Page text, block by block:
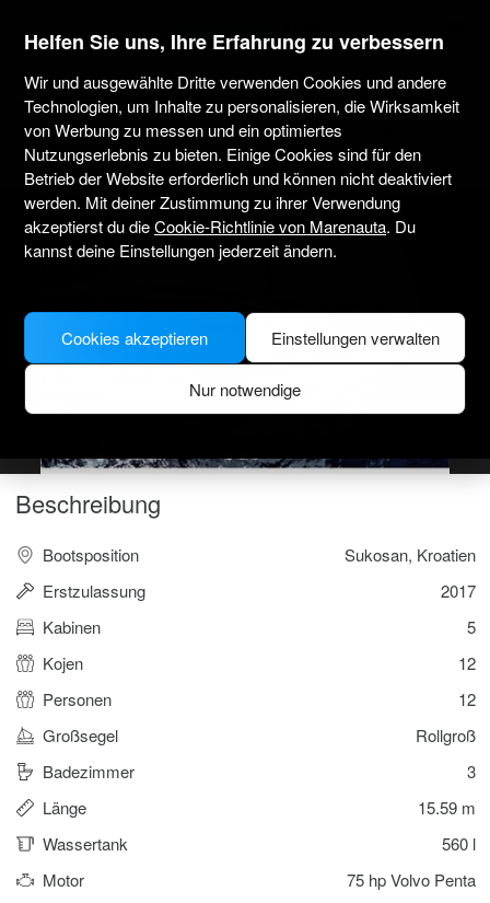
marenauta
Bavaria 51 Bt '17 - Sukosan
4.0(2) Nur ohne Skipper Professionell
Marina Dalmacija
Verifiziertes Boot
MODEL PICTURE FOR ILLUSTRATIVE PURPOSES ONLY
Beschreibung
Bootsposition
Sukosan, Kroatien
Erstzulassung
2017
Kabinen
5
Kojen
12
Personen
12
Großsegel
Rollgroß
Badezimmer
3
Länge
15.59 m
Wassertank
560 l
Motor
75 hp Volvo Penta
Helfen Sie uns, Ihre Erfahrung zu verbessern
Wir und ausgewählte Dritte verwenden Cookies und andere
Technologien, um Inhalte zu personalisieren, die Wirksamkeit
von Werbung zu messen und ein optimiertes
Nutzungserlebnis zu bieten. Einige Cookies sind für den
Betrieb der Website erforderlich und können nicht deaktiviert
werden. Mit deiner Zustimmung zu ihrer Verwendung
akzeptierst du dieCookie-Richtlinie von Marenauta. Du
kannst deine Einstellungen jederzeit ändern.
Einstellungen verwalten
Nur notwendige
Cookies akzeptieren